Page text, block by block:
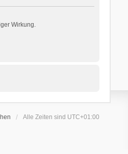
Wirkung.
Alle Zeiten sind UTC+01:00